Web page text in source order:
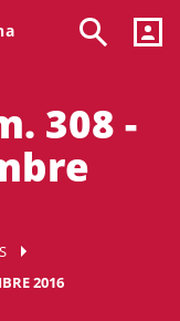
308 -
2016